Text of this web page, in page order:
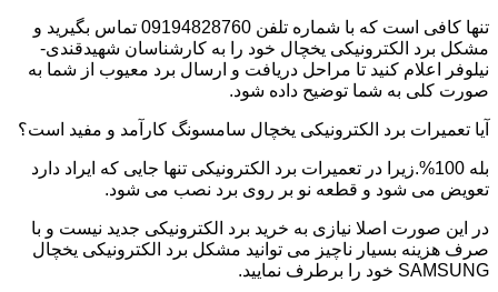
تنها کافی است که با شماره تلفن 09194828760 تماس بگیرید و
مشکل برد الکترونیکی یخچال خود را به کارشناسان شهیدقندی-
نیلوفر اعلام کنید تا مراحل دریافت و ارسال برد معیوب از شما به
صورت کلی به شما توضیح داده شود.
آیا تعمیرات برد الکترونیکی یخچال سامسونگ کارآمد و مفید است؟
بله 100%.زیرا در تعمیرات برد الکترونیکی تنها جایی که ایراد دارد
تعویض می شود و قطعه نو بر روی برد نصب می شود.
در این صورت اصلا نیازی به خرید برد الکترونیکی جدید نیست و با
صرف هزینه بسیار ناچیز می توانید مشکل برد الکترونیکی یخچال
SAMSUNG خود را برطرف نمایید.